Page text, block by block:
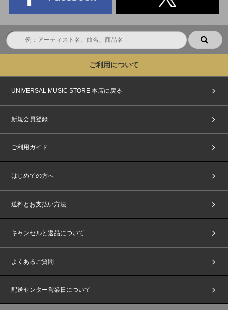
せん。あらかじめご了承ください。
※上記2点のお客様情報が一致されない際は、ご当選された方でも当日の当
選者受付でご参加をお断りしますのでご了承ください。
■イベントに関する注意事項
LLC)、株式会社HYBE JAPAN、WEVERSE JAPAN株式会社およびBEENOS
Entertainment株式会社の間で、受付時に取得した情報(個人情報を含む)を相
互に使用させていただきます。あらかじめご了承ください。
・当選されたご本人以外は、いかなる理由でもご参加できません。ご本人様
せん。その場合、CD商品の払戻しや返金等も一切行いません。
・参加権利のご家族・ご友人を含めた第三者への転売、譲渡は固く禁止いた
ベントへのご参加をお断りいたします。悪質な場合は警察に通報いたしま
す。お客様間での盗難・トラブル・チケット詐欺・その他事故等、一切責任
を負いかねます。
・未成年の方は保護者の方の同意を得た上でご応募・ご参加ください。未成
します。また、保護者の方に同意を得られない場合は、イベントへのご参加
はご遠慮ください。
ト中止・途中終了の場合も条件は変わりません。あらかじめご了承くださ
い。
またはメンバーが変更または欠席になる場合がございます。また、イベント
・会場までの交通費・宿泊費等はお客様ご自身のご負担になり、CD商品の
・イベント内容に関するお問い合わせにはお答えできません。
ご利用について
UNIVERSAL MUSIC STORE 本店に戻る
新規会員登録
ご利用ガイド
はじめての方へ
送料とお支払い方法
キャンセルと返品について
よくあるご質問
配送センター営業日について